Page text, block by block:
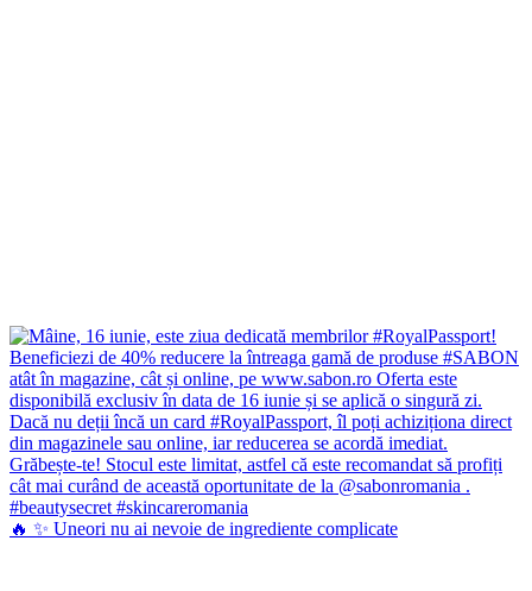
🔥 ✨ Uneori nu ai nevoie de ingrediente complicate